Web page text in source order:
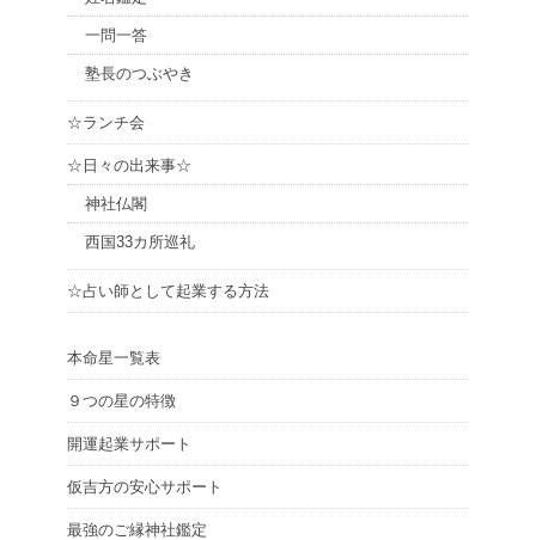
一問一答
塾長のつぶやき
☆ランチ会
☆日々の出来事☆
神社仏閣
西国33カ所巡礼
☆占い師として起業する方法
本命星一覧表
９つの星の特徴
開運起業サポート
仮吉方の安心サポート
最強のご縁神社鑑定